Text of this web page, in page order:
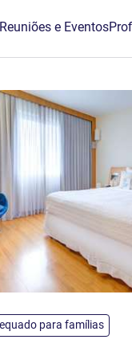
e Eventos
para famílias